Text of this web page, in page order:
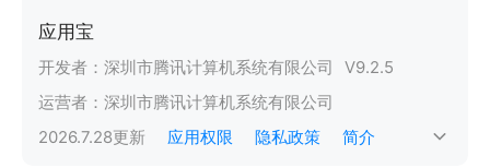
应用宝
开发者： 深圳市腾讯计算机系统有限公司 V9.2.5
运营者： 深圳市腾讯计算机系统有限公司
2026.7.28更新 应用权限 隐私政策 简介